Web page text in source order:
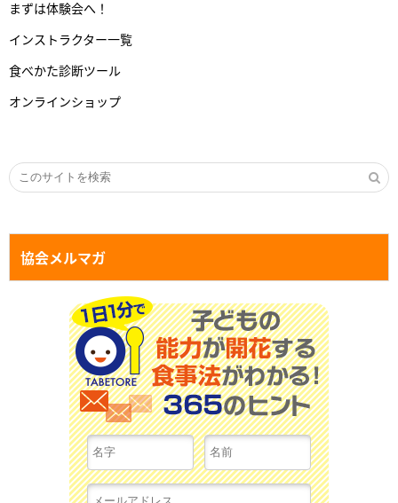
まずは体験会へ！
インストラクター一覧
食べかた診断ツール
オンラインショップ
協会メルマガ